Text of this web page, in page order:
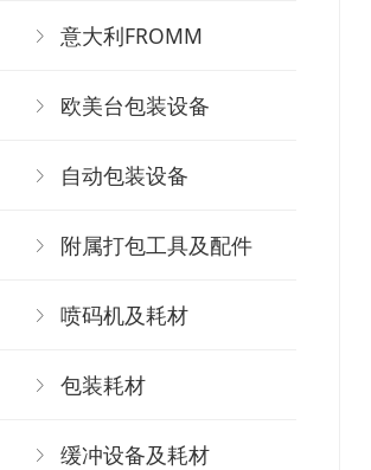
意大利FROMM
欧美台包装设备
自动包装设备
附属打包工具及配件
喷码机及耗材
包装耗材
缓冲设备及耗材